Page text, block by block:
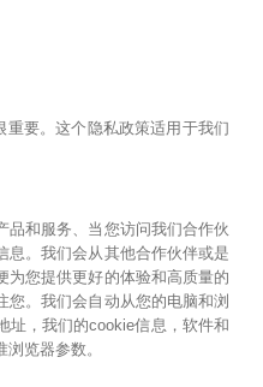
要。这个隐私政策适用于我们
品和服务、当您访问我们合作伙
息。我们会从其他合作伙伴或是
为您提供更好的体验和高质量的
您。我们会自动从您的电脑和浏
址，我们的cookie信息，软件和
览器参数。